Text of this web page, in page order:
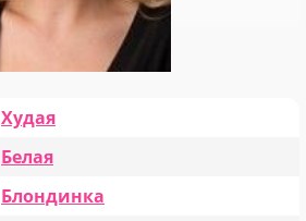
Худая
Белая
Блондинка